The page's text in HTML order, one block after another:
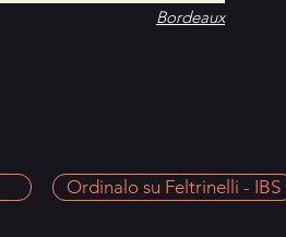
Bordeaux
Ordinalo su Feltrinelli - IBS